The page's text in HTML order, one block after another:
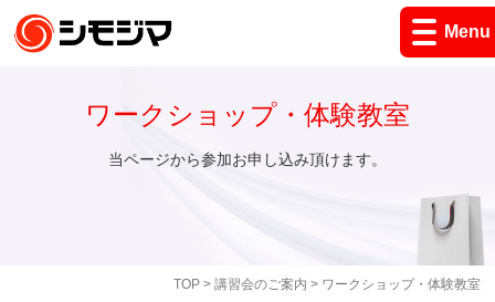
Menu
TOP> 講習会のご案内 > ワークショップ・体験教室
ワークショップ・体験教室
当ページから参加お申し込み頂けます。